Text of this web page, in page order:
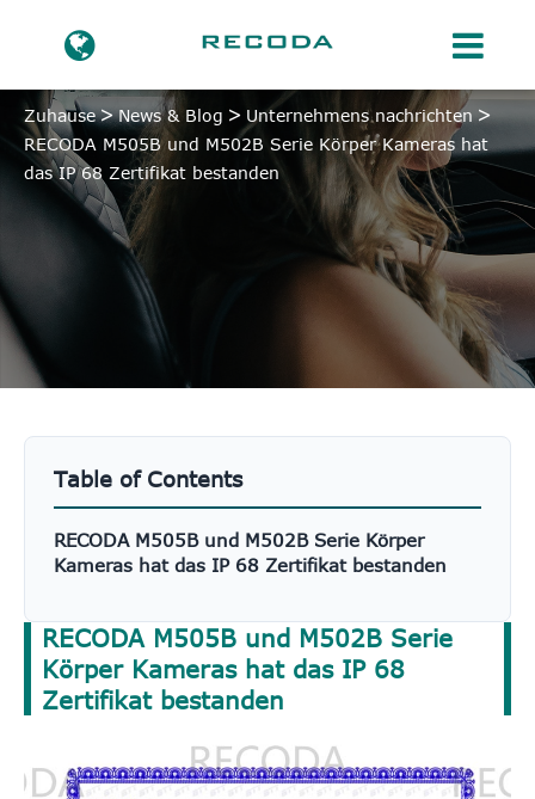
Zuhause News & Blog
Unternehmens nachrichten
RECODA M505B und M502B Serie Körper Kameras hat
das IP 68 Zertifikat bestanden
RECODA M505B und M502B Serie
Körper Kameras hat das IP 68
Zertifikat bestanden
Table of Contents
RECODA M505B und M502B Serie Körper
Kameras hat das IP 68 Zertifikat bestanden